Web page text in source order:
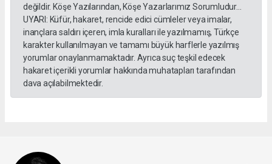
değildir. Köşe Yazılarından, Köşe Yazarlarımız Sorumludur...
UYARI: Küfür, hakaret, rencide edici cümleler veya imalar,
inançlara saldırı içeren, imla kuralları ile yazılmamış, Türkçe
karakter kullanılmayan ve tamamı büyük harflerle yazılmış
yorumlar onaylanmamaktadır. Ayrıca suç teşkil edecek
hakaret içerikli yorumlar hakkında muhatapları tarafından
dava açılabilmektedir.